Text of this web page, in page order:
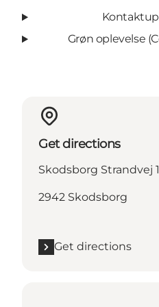
Grøn oplevelse
Get directions
Skodsborg Strandvej
2942 Skodsborg
Get directions